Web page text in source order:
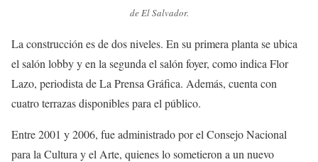
de El Salvador.
La construcción es de dos niveles. En su primera planta se ubica
el salón lobby y en la segunda el salón foyer, como indica Flor
Lazo, periodista de La Prensa Gráfica. Además, cuenta con
cuatro terrazas disponibles para el público.
Entre 2001 y 2006, fue administrado por el Consejo Nacional
para la Cultura y el Arte, quienes lo sometieron a un nuevo